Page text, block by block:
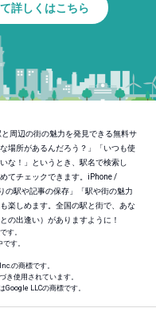
詳しくはこちら
周辺の街の魅力を発見できる無料サ
場所があるんだろう？」「いつも使
な！」というとき、駅名で検索し
てチェックできます。iPhone /
の駅や記事の保存」「駅や街の魅力
楽しめます。全国の駅と街で、あな
の出逢い）がありますように！
す。
す。
の商標です。
き使用されています。
Google LLCの商標です。